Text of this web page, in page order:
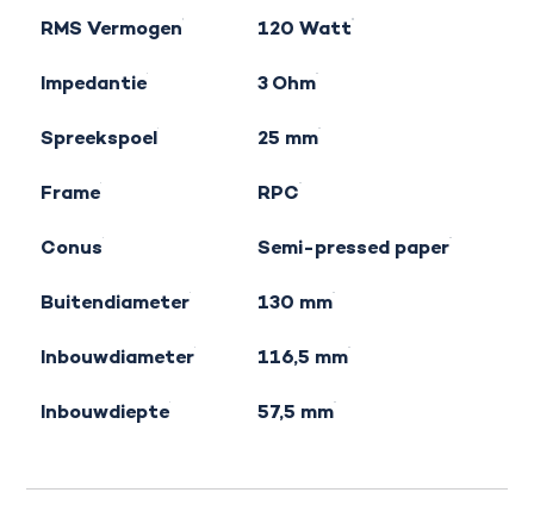
RMS Vermogen 120 Watt
Impedantie 3 Ohm
Spreekspoel 25 mm
Frame RPC
Conus Semi-pressed paper
Buitendiameter 130 mm
Inbouwdiameter 116,5 mm
Inbouwdiepte 57,5 mm